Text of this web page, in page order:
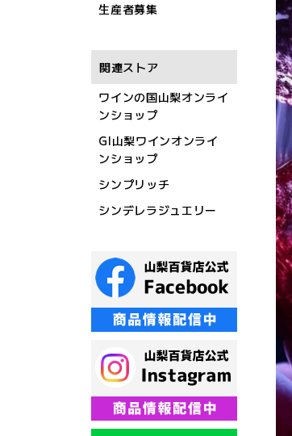
生産者募集
関連ストア
ワインの国山梨オンライ
ンショップ
GI山梨ワインオンライ
ンショップ
シンプリッチ
シンデレラジュエリー